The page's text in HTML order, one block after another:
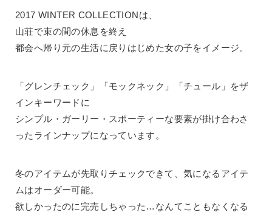
2017 WINTER COLLECTIONは、
山荘で束の間の休息を終え
都会へ帰り元の生活に戻りはじめた女の子をイメージ。
「グレンチェック」「モックネック」「チュール」をザ
インキーワードに
シンプル・ガーリー・スポーティーな要素が掛け合わさ
ったラインナップになっています。
冬のアイテムが先取りチェックできて、気になるアイテ
ムはオーダー可能。
欲しかったのに完売しちゃった…なんてこともなくなる